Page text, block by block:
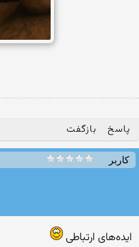
پاسخ بازگفت
کاربر
ایده‌های ارتباطی